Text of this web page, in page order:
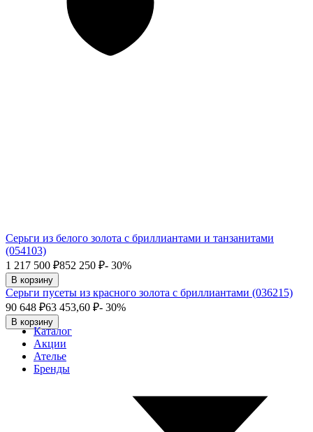
Серьги из белого золота с бриллиантами и танзанитами
(054103)
1 217 500 ₽852 250 ₽- 30%
В корзину
Серьги пусеты из красного золота с бриллиантами (036215)
90 648 ₽63 453,60 ₽- 30%
В корзину
Каталог
Акции
Ателье
Бренды